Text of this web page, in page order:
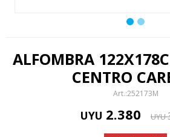
ALFOMBRA
CENTRO
252173M
UYU 2.380 UYU